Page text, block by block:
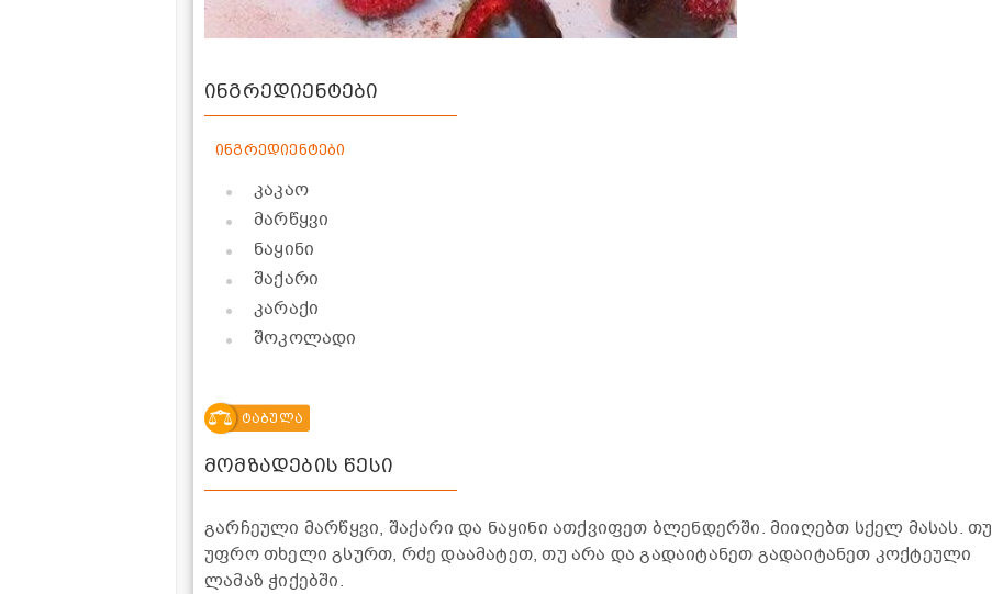
ინგრედიენტები
ინგრედიენტები
კაკაო
მარწყვი
ნაყინი
შაქარი
კარაქი
შოკოლადი
ტაბულა
მომზადების წესი
გარჩეული მარწყვი, შაქარი და ნაყინი ათქვიფეთ ბლენდერში. მიიღებთ სქელ მასას. თუ
უფრო თხელი გსურთ, რძე დაამატეთ, თუ არა და გადაიტანეთ გადაიტანეთ კოქტეული
ლამაზ ჭიქებში.